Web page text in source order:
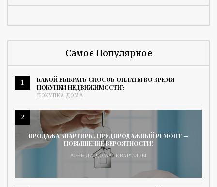
Самое Популярное
1
КАКОЙ ВЫБРАТЬ СПОСОБ ОПЛАТЫ ВО ВРЕМЯ
ПОКУПКИ НЕДВИЖИМОСТИ?
ПОКУПКА ДОМА
2
ПРОДАЖА КВАРТИРЫ. ПРЕДПРОДАЖНЫЙ РЕМОНТ —
ПОВЫШЕНИЕ ВЕРОЯТНОСТИ!
АРЕНДА ДОМА, КВАРТИРЫ